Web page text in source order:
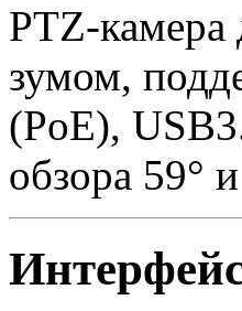
PTZ-камера
зумом,
(PoE),
обзора 59°